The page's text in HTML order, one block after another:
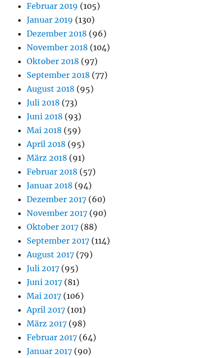
Februar 2019 (105)
Januar 2019 (130)
Dezember 2018 (96)
November 2018 (104)
Oktober 2018 (97)
September 2018 (77)
August 2018 (95)
Juli 2018 (73)
Juni 2018 (93)
Mai 2018 (59)
April 2018 (95)
März 2018 (91)
Februar 2018 (57)
Januar 2018 (94)
Dezember 2017 (60)
November 2017 (90)
Oktober 2017 (88)
September 2017 (114)
August 2017 (79)
Juli 2017 (95)
Juni 2017 (81)
Mai 2017 (106)
April 2017 (101)
März 2017 (98)
Februar 2017 (64)
Januar 2017 (90)